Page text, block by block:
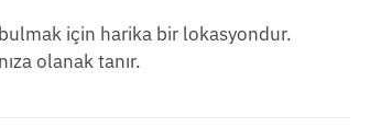
için harika bir lokasyondur.
olanak tanır.